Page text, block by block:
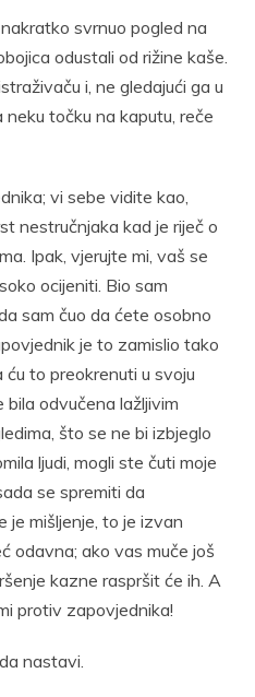
svrnuo pogled na
odustali od rižine kaše.
i, ne gledajući ga u
točku na kaputu, reče
vi sebe vidite kao,
nestručnjaka kad je riječ o
Ipak, vjerujte mi, vaš se
ocijeniti. Bio sam
sam čuo da ćete osobno
je to zamislio tako
to preokrenuti u svoju
bila odvučena lažljivim
što se ne bi izbjeglo
ljudi, mogli ste čuti moje
se spremiti da
je mišljenje, to je izvan
odavna; ako vas muče još
kazne raspršit će ih. A
protiv zapovjednika!
nastavi.